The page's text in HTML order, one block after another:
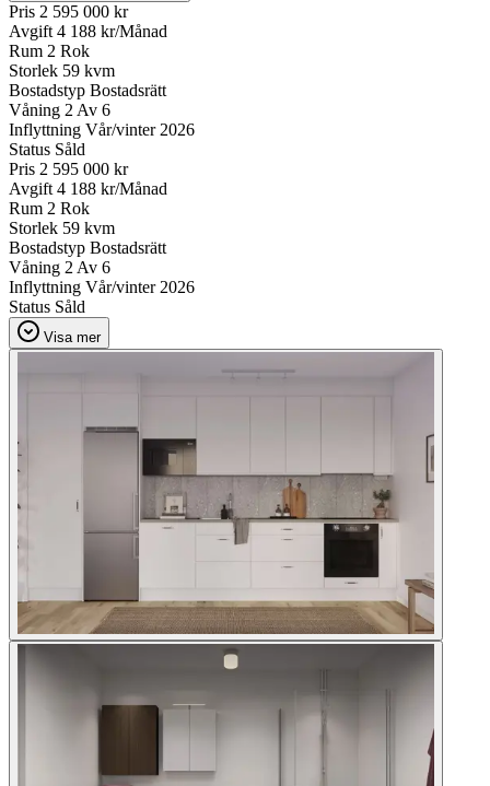
Pris 2 595 000 kr
Avgift 4 188 kr/Månad
Rum 2 Rok
Storlek 59 kvm
Bostadstyp Bostadsrätt
Våning 2 Av 6
Inflyttning Vår/vinter 2026
Status Såld
Pris 2 595 000 kr
Avgift 4 188 kr/Månad
Rum 2 Rok
Storlek 59 kvm
Bostadstyp Bostadsrätt
Våning 2 Av 6
Inflyttning Vår/vinter 2026
Status Såld
Visa mer